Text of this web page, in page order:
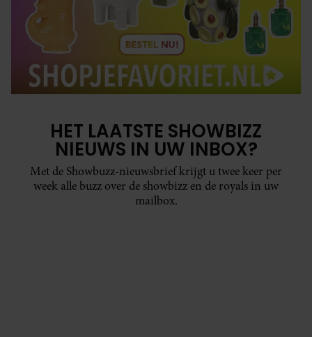
HET LAATSTE SHOWBIZZ
NIEUWS IN UW INBOX?
Met de Showbuzz-nieuwsbrief krijgt u twee keer per
week alle buzz over de showbizz en de royals in uw
mailbox.